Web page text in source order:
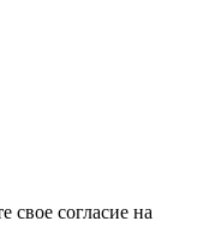
согласие на